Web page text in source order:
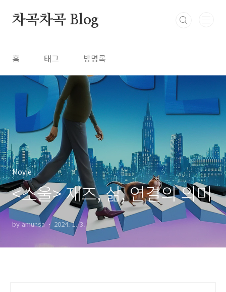
차곡차곡 Blog
홈 태그 방명록
Movie
<소울> 재즈, 삶, 연결의 의미
by amunsa 2024. 1. 3.